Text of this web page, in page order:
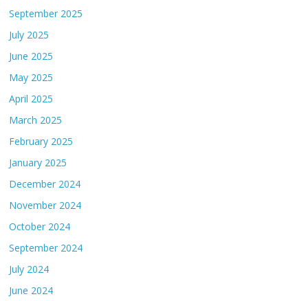
September 2025
July 2025
June 2025
May 2025
April 2025
March 2025
February 2025
January 2025
December 2024
November 2024
October 2024
September 2024
July 2024
June 2024